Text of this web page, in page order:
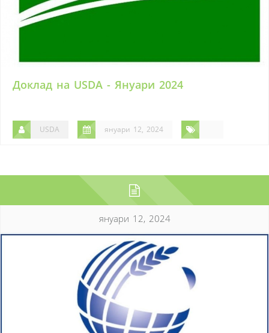
Доклад на USDA - Януари 2024
USDA януари 12, 2024
януари 12, 2024